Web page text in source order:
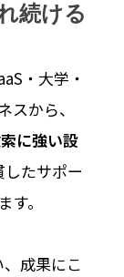
続ける
・大学・
から、
に強い設
したサポー
。
成果にこ